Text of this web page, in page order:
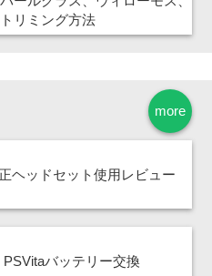
リミング方法
more
ヘッドセット使用レビュー
PSVitaバッテリー交換